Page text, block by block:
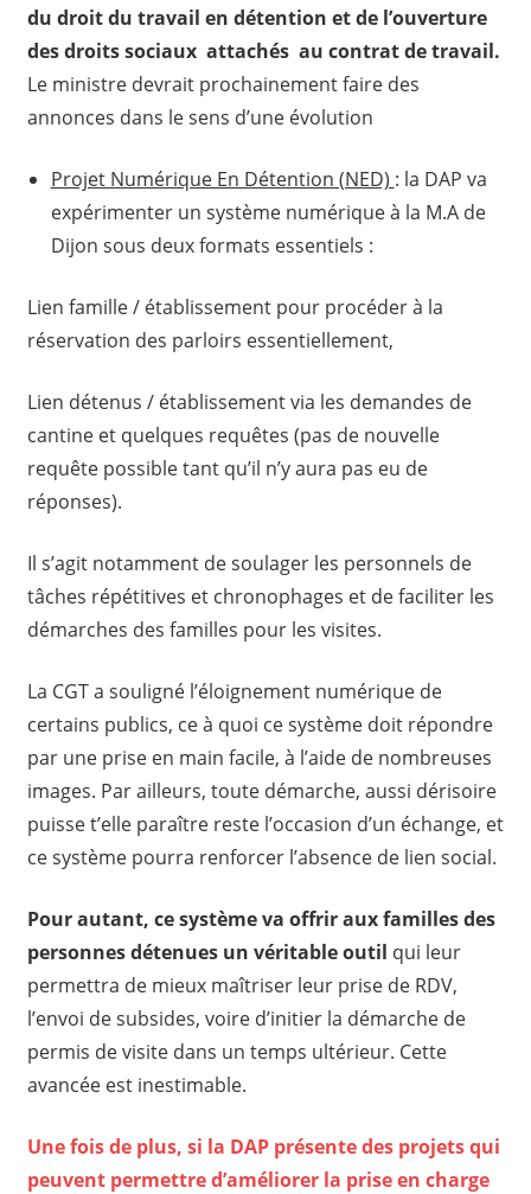
du droit du travail en détention et de l’ouverture
des droits sociaux attachés au contrat de travail.
Le ministre devrait prochainement faire des
annonces dans le sens d’une évolution
Projet Numérique En Détention (NED) : la DAP va
expérimenter un système numérique à la M.A de
Dijon sous deux formats essentiels :
Lien famille / établissement pour procéder à la
réservation des parloirs essentiellement,
Lien détenus / établissement via les demandes de
cantine et quelques requêtes (pas de nouvelle
requête possible tant qu’il n’y aura pas eu de
réponses).
Il s’agit notamment de soulager les personnels de
tâches répétitives et chronophages et de faciliter les
démarches des familles pour les visites.
La CGT a souligné l’éloignement numérique de
certains publics, ce à quoi ce système doit répondre
par une prise en main facile, à l’aide de nombreuses
images. Par ailleurs, toute démarche, aussi dérisoire
puisse t’elle paraître reste l’occasion d’un échange, et
ce système pourra renforcer l’absence de lien social.
Pour autant, ce système va offrir aux familles des
personnes détenues un véritable outil qui leur
permettra de mieux maîtriser leur prise de RDV,
l’envoi de subsides, voire d’initier la démarche de
permis de visite dans un temps ultérieur. Cette
avancée est inestimable.
Une fois de plus, si la DAP présente des projets qui
peuvent permettre d’améliorer la prise en charge